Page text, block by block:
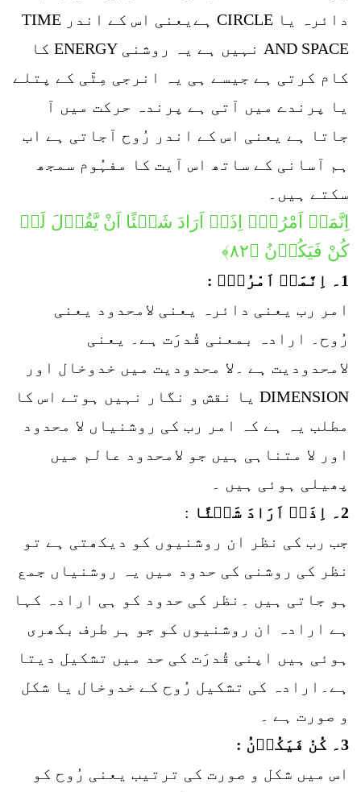
دائرہ یا CIRCLE ہےیعنی اس کے اندر TIME
AND SPACE نہیں ہے یہ روشنی ENERGY کا
کام کرتی ہے جیسے ہی یہ انرجی مِٹّی کے پتلے
یا پرندے میں آتی ہے پرندہ حرکت میں آ
جاتا ہے یعنی اس کے اندر رُوح آجاتی ہے اب
ہم آسانی کے ساتھ اس آیت کا مفہُوم سمجھ
سکتے ہیں۔
اِنَّمَاۤ اَمْرُہٗۤ اِذَاۤ اَرَادَ شَیۡئًا اَنْ یَّقُوۡلَ لَہٗ
كُنْ فَیَكُوۡنُ ﴿۸۲﴾
1۔ اِنَّمَاۤ اَمْرُہٗۤ :
امر رب یعنی دائرہ یعنی لامحدود یعنی
رُوح۔ ارادہ بمعنی قُدرَت ہے۔ یعنی
لامحدودیت ہے ۔لا محدودیت میں خدوخال اور
DIMENSION یا نقش و نگار نہیں ہوتے اس کا
مطلب یہ ہے کہ امر رب کی روشنیاں لا محدود
اور لا متناہی ہیں جو لامحدود عالم میں
پھیلی ہوئی ہیں ۔
2۔ اِذَاۤ اَرَادَ شَیۡئًا
:
جب رب کی نظر ان روشنیوں کو دیکھتی ہے تو
نظر کی روشنی کی حدود میں یہ روشنیاں جمع
ہو جاتی ہیں ۔نظر کی حدود کو ہی ارادہ کہا
ہے ارادہ ان روشنیوں کو جو ہر طرف بکھری
ہوئی ہیں اپنی قُدرَت کی حد میں تشکیل دیتا
ہے۔ارادہ کی تشکیل رُوح کے خدوخال یا شکل
و صورت ہے ۔
3۔ كُنْ فَیَكُوۡنُ :
اس میں شکل و صورت کی ترتیب یعنی رُوح کو